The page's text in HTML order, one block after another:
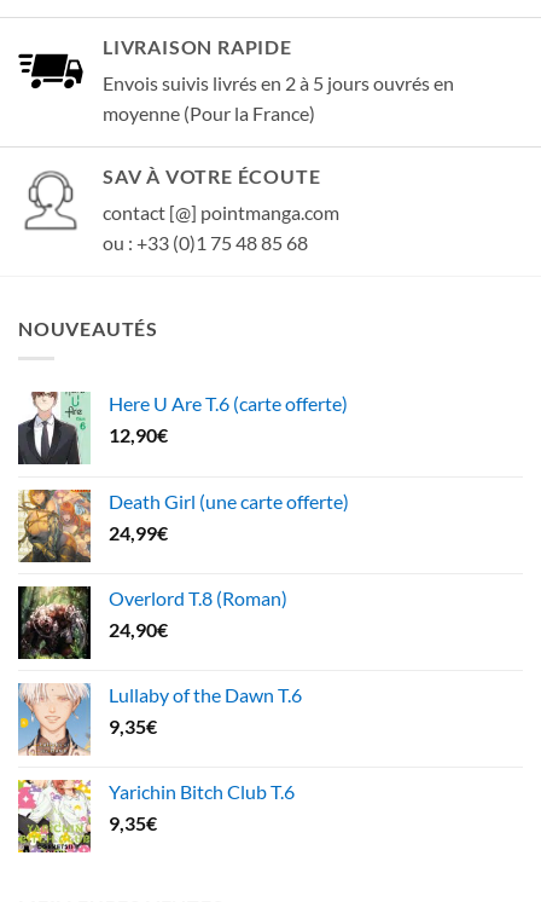
LIVRAISON RAPIDE
Envois suivis livrés en 2 à 5 jours ouvrés en
moyenne (Pour la France)
SAV À VOTRE ÉCOUTE
contact [@] pointmanga.com
ou : +33 (0)1 75 48 85 68
NOUVEAUTÉS
Here U Are T.6 (carte offerte)
12,90€
Death Girl (une carte offerte)
24,99€
Overlord T.8 (Roman)
24,90€
Lullaby of the Dawn T.6
9,35€
Yarichin Bitch Club T.6
9,35€